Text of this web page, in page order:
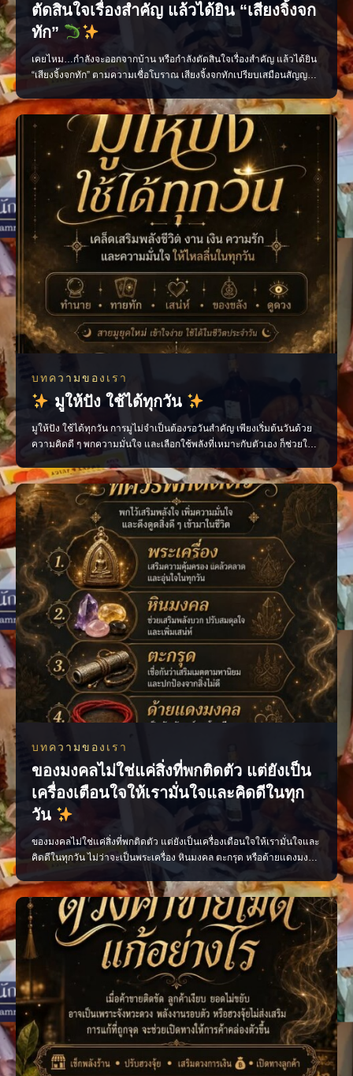
ตัดสินใจเรื่องสำคัญ แล้วได้ยิน “เสียงจิ้งจก
ทัก”
เคยไหม…กำลังจะออกจากบ้าน หรือกำลังตัดสินใจเรื่องสำคัญ แล้วได้ยิน
“เสียงจิ้งจกทัก” ตามความเชื่อโบราณ เสียงจิ้งจกทักเปรียบเสมือนสัญญาณ
เตือนให้เราหยุดคิด ทบทวน และมีสติก่อนลงมือทำ บางครั้งอาจเป็นลาง
บอกเหตุ ทั้งเรื่องดีและเรื่องที่ควรระวัง แต่ไม่ว่าจะเชื่อมากน้อยเพียงใด สิ่ง
สำคัญที่สุดคือ “อย่าประมาท” แ
บทความของเรา
มูให้ปัง ใช้ได้ทุกวัน
มูให้ปัง ใช้ได้ทุกวัน การมูไม่จำเป็นต้องรอวันสำคัญ เพียงเริ่มต้นวันด้วย
ความคิดดี ๆ พกความมั่นใจ และเลือกใช้พลังที่เหมาะกับตัวเอง ก็ช่วยให้
ชีวิตประจำวันไหลลื่นขึ้นได้ ไม่ว่าจะเป็นเรื่องงาน การเงิน ความรัก หรือ
โอกาสใหม่ ๆ ทุกอย่างเริ่มต้นได้จาก “พลังใจ” ของเราเอง ติดตามเรื่องราว
สายมูแบบเข้าใจง่าย พร้อ
บทความของเรา
ของมงคลไม่ใช่แค่สิ่งที่พกติดตัว แต่ยังเป็น
เครื่องเตือนใจให้เรามั่นใจและคิดดีในทุก
วัน
ของมงคลไม่ใช่แค่สิ่งที่พกติดตัว แต่ยังเป็นเครื่องเตือนใจให้เรามั่นใจและ
คิดดีในทุกวัน ไม่ว่าจะเป็นพระเครื่อง หินมงคล ตะกรุด หรือด้ายแดงมงคล
เลือกสิ่งที่เหมาะกับตัวเอง พกด้วยความศรัทธา และตั้งใจทำสิ่งดี ๆ แล้ว
พลังใจดี ๆ จะค่อย ๆ ตามมา เพจ ไสยะ ทำนาย ทายทัก เสน่ห์ ของขลัง ดูด
วง #ของมงคล #ของมงคลพกติดตั